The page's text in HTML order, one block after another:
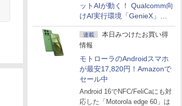
ットAIが動く！ Qualcomm向
けAI実行環境「GenieX」を
試してみた
連載
本日みつけたお買い得
情報
モトローラのAndroidスマホ
が最安17,820円！Amazonで
セール中
Android 16でNFC/FeliCaにも対
応した「Motorola edge 60」は